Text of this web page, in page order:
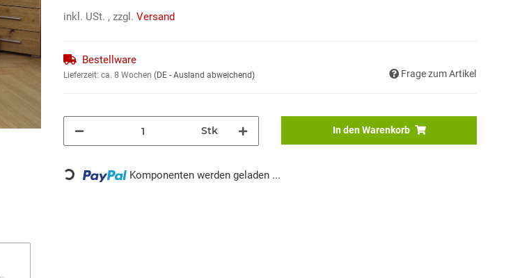
inkl. USt. , zzgl. Versand
Bestellware
Lieferzeit: ca. 8 Wochen (DE - Ausland abweichend) Frage zum Artikel
Stk In den Warenkorb
Loading... Komponenten werden geladen ...